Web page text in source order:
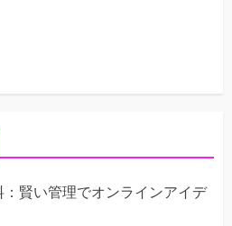
賢い管理でオンラインアイデ